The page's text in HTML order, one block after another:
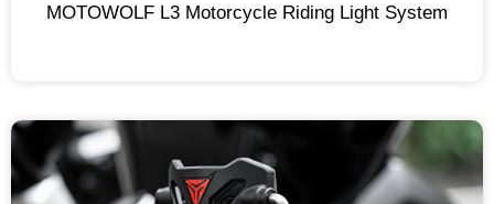
MOTOWOLF L3 Motorcycle Riding Light System